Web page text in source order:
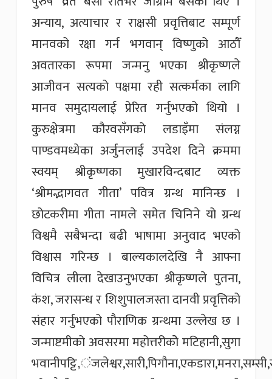
अन्याय, अत्याचार र राक्षसी प्रवृत्तिबाट सम्पूर्ण
मानवको रक्षा गर्न भगवान् विष्णुको आठौँ
अवतारका रूपमा जन्मनु भएका श्रीकृष्णले
आजीवन सत्यको पक्षमा रही सत्कर्मका लागि
मानव समुदायलाई प्रेरित गर्नुभएको थियो ।
कुरुक्षेत्रमा कौरवसँगको लडाइँमा संलग्न
पाण्डवमध्येका अर्जुनलाई उपदेश दिने क्रममा
स्वयम् श्रीकृष्णका मुखारविन्दबाट व्यक्त
‘श्रीमद्भागवत गीता’ पवित्र ग्रन्थ मानिन्छ ।
छोटकरीमा गीता नामले समेत चिनिने यो ग्रन्थ
विश्वमै सबैभन्दा बढी भाषामा अनुवाद भएको
विश्वास गरिन्छ । बाल्यकालदेखि नै आफ्ना
विचित्र लीला देखाउनुभएका श्रीकृष्णले पुतना,
कंश, जरासन्ध र शिशुपालजस्ता दानवी प्रवृत्तिको
संहार गर्नुभएको पौराणिक ग्रन्थमा उल्लेख छ ।
जन्माष्टमीको अवसरमा महोत्तरीकोे मटिहानी,सुगा